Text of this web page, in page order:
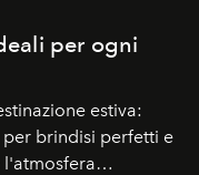
per ogni
estiva:
brindisi perfetti e